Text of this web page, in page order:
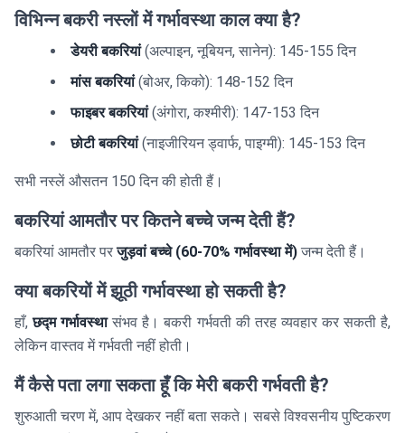
विभिन्न बकरी नस्लों में गर्भावस्था काल क्या है?
डेयरी बकरियां(अल्पाइन, नूबियन, सानेन): 145-155 दिन
मांस बकरियां(बोअर, किको): 148-152 दिन
फाइबर बकरियां(अंगोरा, कश्मीरी): 147-153 दिन
छोटी बकरियां(नाइजीरियन ड्वार्फ, पाइग्मी): 145-153 दिन
सभी नस्लें औसतन 150 दिन की होती हैं।
बकरियां आमतौर पर कितने बच्चे जन्म देती हैं?
बकरियां आमतौर परजुड़वां बच्चे (60-70% गर्भावस्था में) जन्म देती हैं।
क्या बकरियों में झूठी गर्भावस्था हो सकती है?
हाँ,छद्म गर्भावस्थासंभव है। बकरी गर्भवती की तरह व्यवहार कर सकती है,
लेकिन वास्तव में गर्भवती नहीं होती।
मैं कैसे पता लगा सकता हूँ कि मेरी बकरी गर्भवती है?
शुरुआती चरण में, आप देखकर नहीं बता सकते। सबसे विश्वसनीय पुष्टिकरण